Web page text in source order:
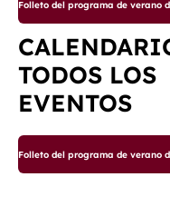
TODOS LOS
EVENTOS